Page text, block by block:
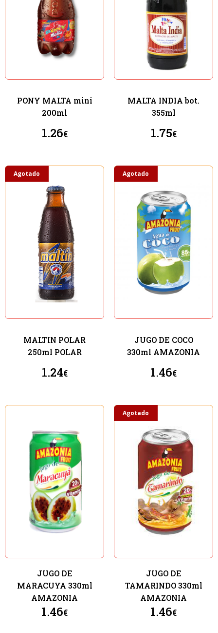
PONY MALTA mini
200ml
1.26€
MALTA INDIA bot.
355ml
1.75€
Agotado
MALTIN POLAR
250ml POLAR
1.24€
Agotado
JUGO DE COCO
330ml AMAZONIA
1.46€
JUGO DE
MARACUYA 330ml
AMAZONIA
1.46€
Agotado
JUGO DE
TAMARINDO 330ml
AMAZONIA
1.46€